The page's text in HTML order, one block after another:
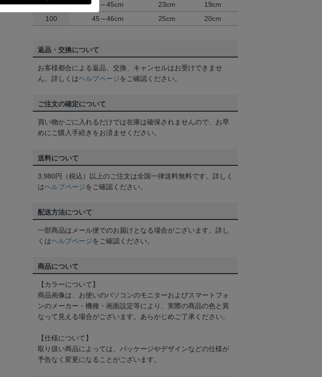
90
44～45cm 23cm
19cm
100
45～46cm 25cm 20cm
返品・交換について
お客様都合による返品、交換、キャンセルはお受けできませ
ん。詳しくはヘルプページをご確認ください。
ご注文の確定について
買い物かごに入れるだけでは在庫は確保されませんので、お早
めにご購入手続きをお済ませください。
送料について
3,980円（税込）以上のご注文は全国一律送料無料です。詳しく
はヘルプページをご確認ください。
配送方法について
一部商品はメール便でのお届けとなる場合がございます。詳し
くはヘルプページをご確認ください。
商品について
【カラーについて】
商品画像は、お使いのパソコンのモニターおよびスマートフォ
ンのメーカー・機種・画面設定等により、実際の商品の色と異
なって見える場合がございます。あらかじめご了承ください。
【仕様について】
取り扱い商品によっては、パッケージやデザインなどの仕様が
予告なく変更になることがございます。